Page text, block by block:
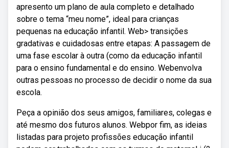
apresento um plano de aula completo e detalhado
sobre o tema “meu nome”, ideal para crianças
pequenas na educação infantil. Web> transições
gradativas e cuidadosas entre etapas: A passagem de
uma fase escolar à outra (como da educação infantil
para o ensino fundamental e do ensino. Webenvolva
outras pessoas no processo de decidir o nome da sua
escola.
Peça a opinião dos seus amigos, familiares, colegas e
até mesmo dos futuros alunos. Webpor fim, as ideias
listadas para projeto profissões educação infantil